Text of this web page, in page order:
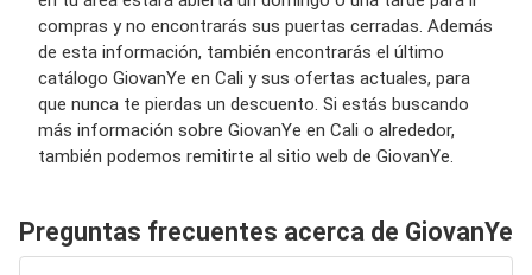
compras y no encontrarás sus puertas cerradas. Además
de esta información, también encontrarás el último
catálogo GiovanYe en Cali y sus ofertas actuales, para
que nunca te pierdas un descuento. Si estás buscando
más información sobre GiovanYe en Cali o alrededor,
también podemos remitirte al sitio web de GiovanYe.
Preguntas frecuentes acerca de GiovanYe